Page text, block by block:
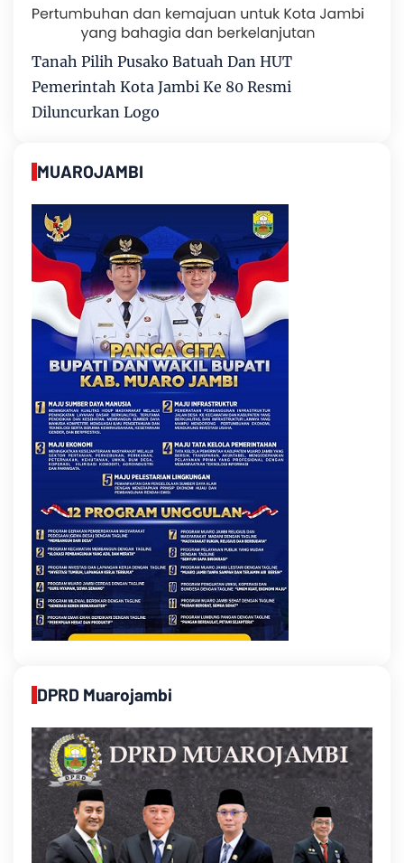
Tanah Pilih Pusako Batuah Dan HUT
Pemerintah Kota Jambi Ke 80 Resmi
Diluncurkan Logo
MUAROJAMBI
DPRD Muarojambi